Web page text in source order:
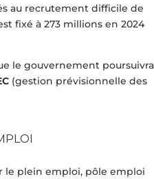
au recrutement difficile de
fixé à 273 millions en 2024
le gouvernement poursuivra
(gestion prévisionnelle des
le plein emploi, pôle emploi